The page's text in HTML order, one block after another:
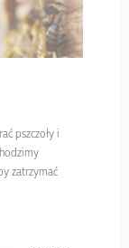
pszczoły i
zatrzymać